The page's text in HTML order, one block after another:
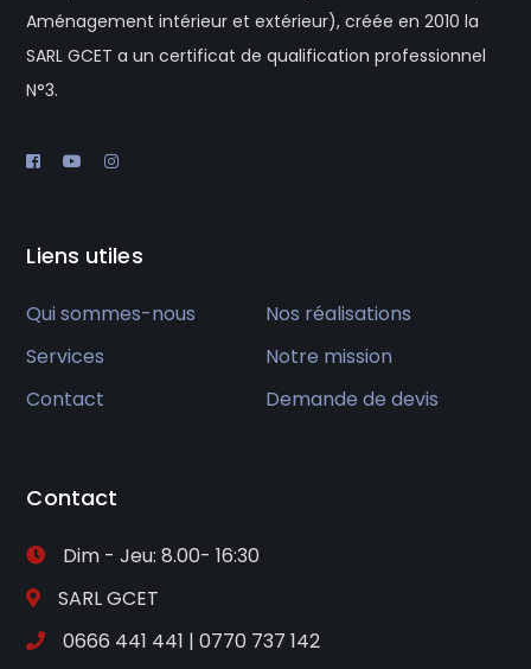
Aménagement intérieur et extérieur), créée en 2010 la
SARL GCET a un certificat de qualification professionnel
N°3.
Liens utiles
Qui sommes-nous
Nos réalisations
Services
Notre mission
Contact
Demande de devis
Contact
Dim - Jeu: 8.00- 16:30
SARL GCET
0666 441 441 | 0770 737 142